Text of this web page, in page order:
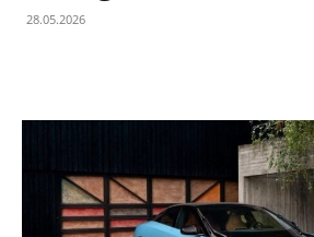
28.05.2026